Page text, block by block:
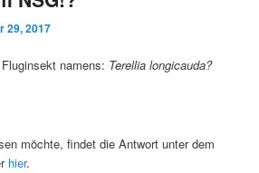
29, 2017
namens: Terellia longicauda?
möchte, findet die Antwort unter dem
hier.